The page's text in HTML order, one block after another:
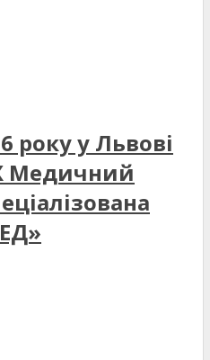
року у Львові
Медичний